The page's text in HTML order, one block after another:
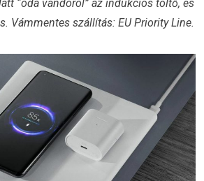
“oda vándorol” az indukciós töltő, és
Vámmentes szállítás: EU Priority Line.